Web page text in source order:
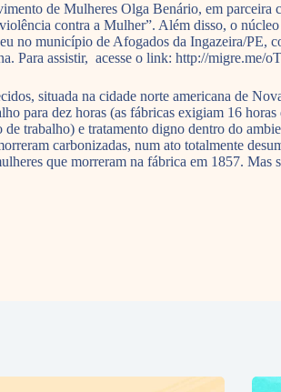
de Mulheres Olga Benário, em
contra a Mulher”. Além disso, o
no município de Afogados da Ingazeira/PE,
Para assistir, acesse o link: http://migre.me/
situada na cidade norte americana de
para dez horas (as fábricas exigiam 16
trabalho) e tratamento digno dentro do
carbonizadas, num ato totalmente
que morreram na fábrica em 1857.